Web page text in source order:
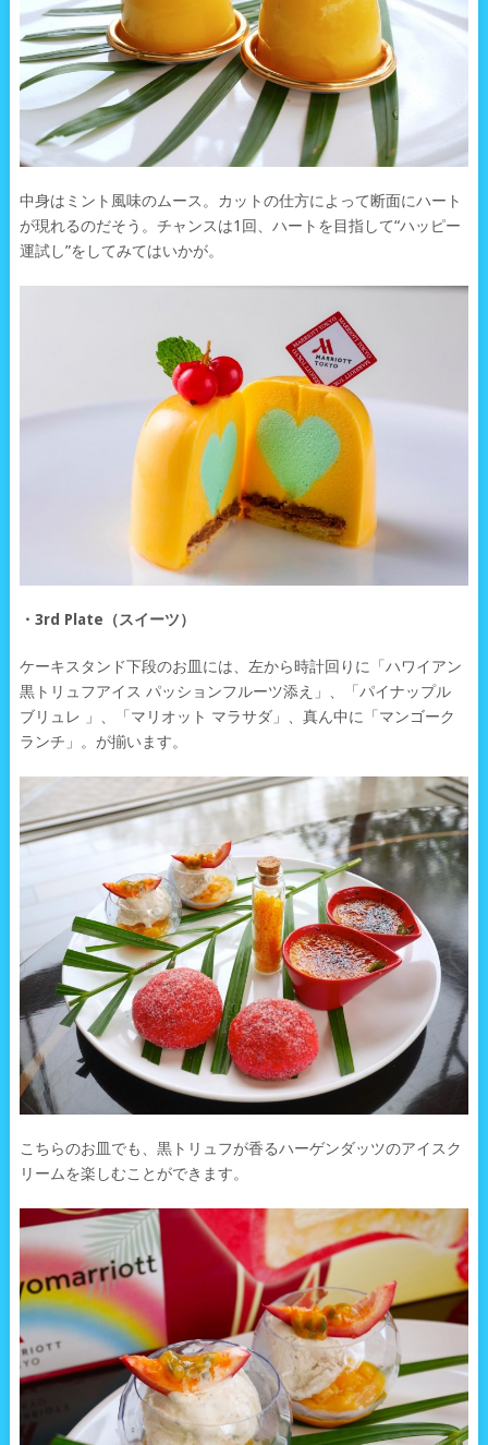
中身はミント風味のムース。カットの仕方によって断面にハート
が現れるのだそう。チャンスは1回、ハートを目指して“ハッピー
運試し”をしてみてはいかが。
・3rd Plate（スイーツ）
ケーキスタンド下段のお皿には、左から時計回りに「ハワイアン
黒トリュフアイス パッションフルーツ添え」、「パイナップル
ブリュレ 」、「マリオット マラサダ」、真ん中に「マンゴーク
ランチ」。が揃います。
こちらのお皿でも、黒トリュフが香るハーゲンダッツのアイスク
リームを楽しむことができます。